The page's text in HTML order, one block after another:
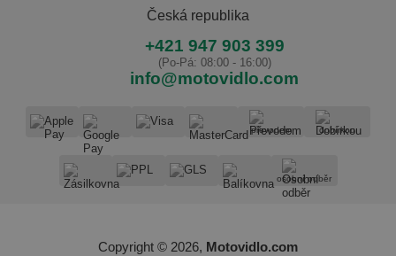
Česká republika
+421 947 903 399
(Po-Pá: 08:00 - 16:00)
info@motovidlo.com
převodem dobírkou
osobní odběr
Copyright © 2026, Motovidlo.com